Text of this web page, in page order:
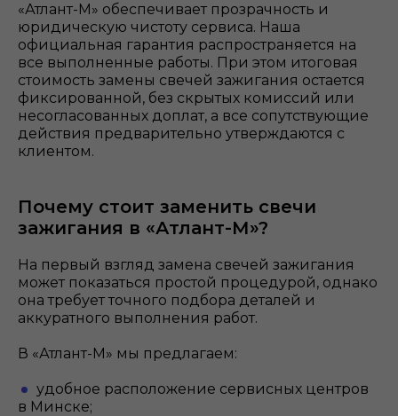
«Атлант-М» обеспечивает прозрачность и
юридическую чистоту сервиса. Наша
официальная гарантия распространяется на
все выполненные работы. При этом итоговая
стоимость замены свечей зажигания остается
фиксированной, без скрытых комиссий или
несогласованных доплат, а все сопутствующие
действия предварительно утверждаются с
клиентом.
Почему стоит заменить свечи
зажигания в «Атлант-М»?
На первый взгляд замена свечей зажигания
может показаться простой процедурой, однако
она требует точного подбора деталей и
аккуратного выполнения работ.
В «Атлант-М» мы предлагаем:
удобное расположение сервисных центров
в Минске;